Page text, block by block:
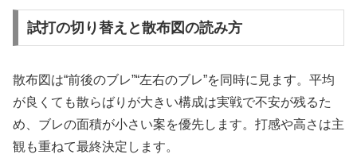
試打の切り替えと散布図の読み方
散布図は“前後のブレ”“左右のブレ”を同時に見ます。平均
が良くても散らばりが大きい構成は実戦で不安が残るた
め、ブレの面積が小さい案を優先します。打感や高さは主
観も重ねて最終決定します。